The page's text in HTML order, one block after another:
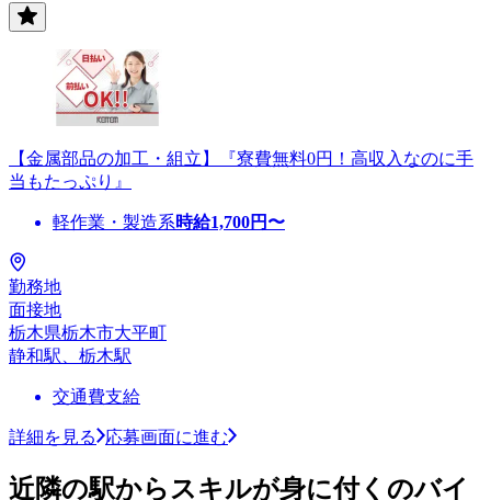
【金属部品の加工・組立】『寮費無料0円！高収入なのに手
当もたっぷり』
軽作業・製造系時給1,700円〜
勤務地
面接地
栃木県栃木市大平町
静和駅、栃木駅
交通費支給
詳細を見る 応募画面に進む
近隣の駅からスキルが身に付くのバイ